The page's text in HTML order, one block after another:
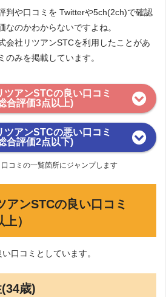
判や口コミを Twitterや5ch(2ch)で確認
なのかわからないですよね。
会社リツアンSTCを利用したことがあ
のみを掲載しています。
ツアンSTCの良い口コミ
合評価3点以上)
ツアンSTCの悪い口コミ
合評価2点以下)
コミの一覧箇所にジャンプします
アンSTCの良い口コミ
）
口コミとしています。
歳)